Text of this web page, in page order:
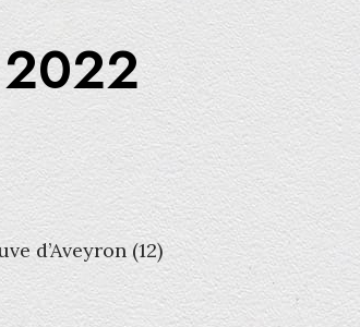
2022
d’Aveyron (12)